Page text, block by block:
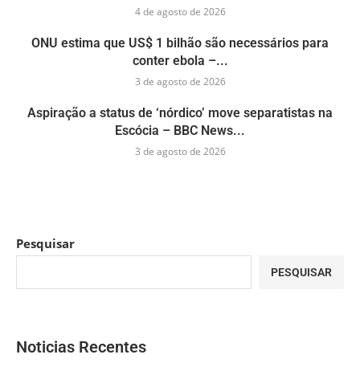
4 de agosto de 2026
ONU estima que US$ 1 bilhão são necessários para
conter ebola –...
3 de agosto de 2026
Aspiração a status de ‘nórdico’ move separatistas na
Escócia – BBC News...
3 de agosto de 2026
Pesquisar
PESQUISAR
Noticias Recentes